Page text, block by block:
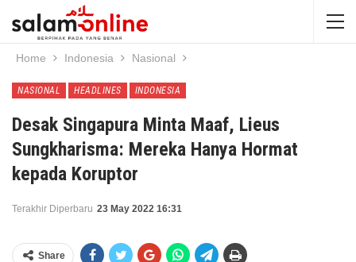
Home Indonesia Nasional
NASIONAL HEADLINES INDONESIA
Desak Singapura Minta Maaf, Lieus
Sungkharisma: Mereka Hanya Hormat
kepada Koruptor
Terakhir Diperbaru 23 May 2022 16:31
Share